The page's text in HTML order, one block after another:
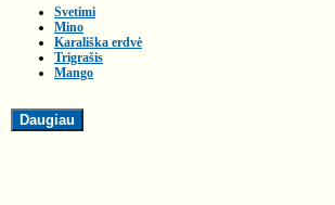
Svetimi
Mino
Karališka erdvė
Trigrašis
Mango